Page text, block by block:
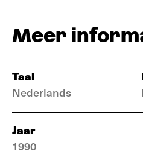
Meer
Taal
Nederlands
Jaar
1990